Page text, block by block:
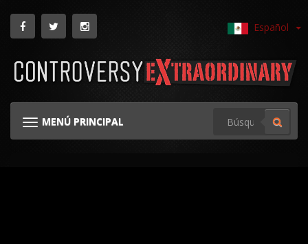
Español
MENÚ PRINCIPAL
NAVEGACIÓN TOGGLE